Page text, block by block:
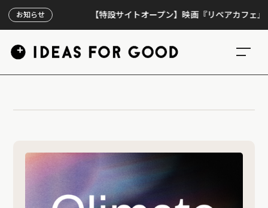
お知らせ 【特設サイトオープン】映画『リペアカフェ』、上